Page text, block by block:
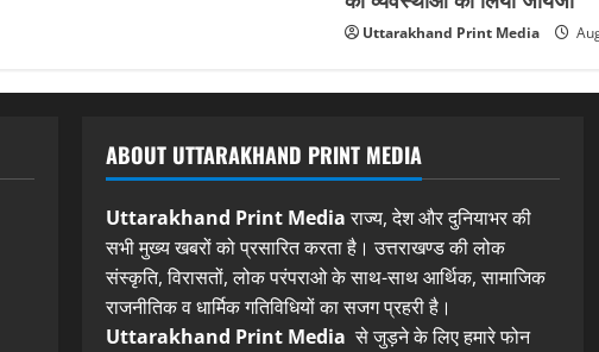
Uttarakhand Print Media
ABOUT UTTARAKHAND PRINT MEDIA
Uttarakhand Print Mediaराज्य, देश और दुनियाभर की
सभी मुख्य खबरों को प्रसारित करता है। उत्तराखण्ड की लोक
संस्कृति, विरासतों, लोक परंपराओ के साथ-साथ आर्थिक, सामाजिक
राजनीतिक व धार्मिक गतिविधियों का सजग प्रहरी है।
Uttarakhand Print Media से जुड़ने के लिए हमारे फोन